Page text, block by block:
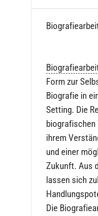
Form zur
Biografie in
Setting. Die
biografischen
ihrem
und einer
Zukunft. Aus
lassen sich
Die